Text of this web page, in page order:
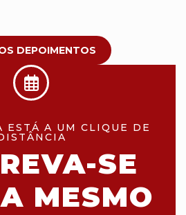
DEPOIMENTOS
ESTÁ A UM CLIQUE DE
SE
MESMO